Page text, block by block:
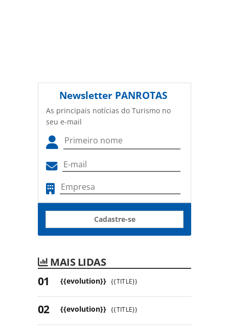
Newsletter PANROTAS
As principais notícias do Turismo no
seu e-mail
Cadastre-se
MAIS LIDAS
{{evolution}} {{TITLE}}
{{evolution}} {{TITLE}}